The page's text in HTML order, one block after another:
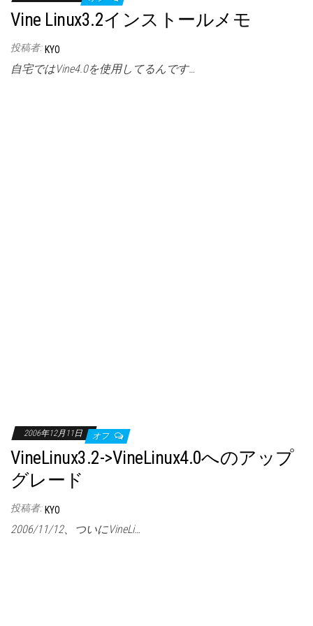
Vine Linux3.2インストールメモ
投稿者: KYO
自宅ではVine4.0を使用してるんです…
2006年12月11日 オフ
VineLinux3.2->VineLinux4.0へのアップ
グレード
投稿者: KYO
2006/11/12、ついにVineLi…